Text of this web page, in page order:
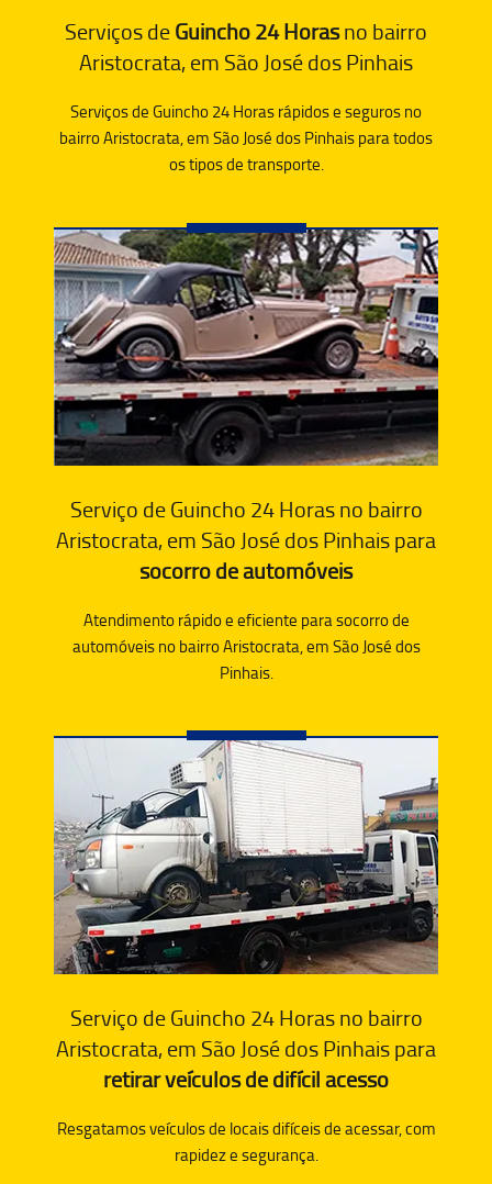
Serviços deGuincho 24 Horasno bairro
Aristocrata, em São José dos Pinhais
Serviços de Guincho 24 Horas rápidos e seguros no
bairro Aristocrata, em São José dos Pinhais para todos
os tipos de transporte.
Serviço de Guincho 24 Horas no bairro
Aristocrata, em São José dos Pinhais para
socorro de automóveis
Atendimento rápido e eficiente para socorro de
automóveis no bairro Aristocrata, em São José dos
Pinhais.
Serviço de Guincho 24 Horas no bairro
Aristocrata, em São José dos Pinhais para
retirar veículos de difícil acesso
Resgatamos veículos de locais difíceis de acessar, com
rapidez e segurança.